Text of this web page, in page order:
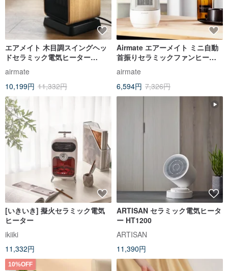
エアメイト 木目調スイングヘッ
ドセラミック電気ヒーター
airmate
10,199円 11,332円
Airmate エアーメイト ミニ自動
首振りセラミックファンヒータ
airmate
6,594円 7,326円
[いきいき] 擬火セラミック電気
ヒーター
ikiiki
11,332円
ARTISAN セラミック電気ヒータ
ー HT1200
ARTISAN
11,390円
10%OFF